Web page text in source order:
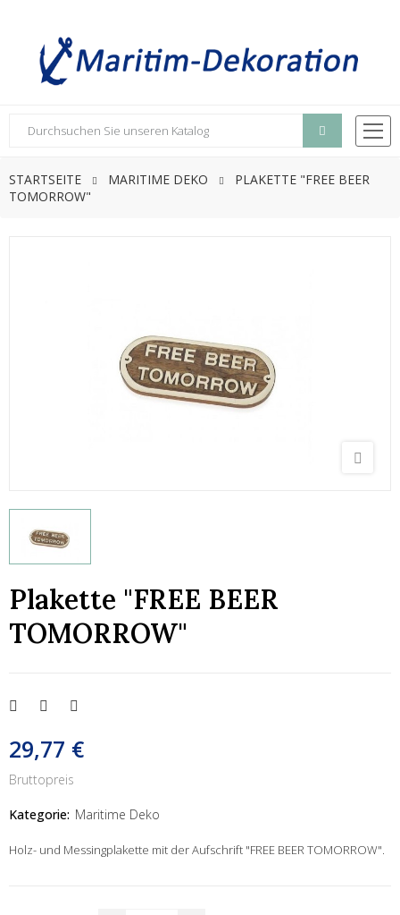
STARTSEITE MARITIME DEKO
PLAKETTE "FREE BEER
TOMORROW"
Plakette "FREE BEER
TOMORROW"
29,77 €
Bruttopreis
Kategorie: Maritime Deko
Holz- und Messingplakette mit der Aufschrift "FREE BEER TOMORROW".